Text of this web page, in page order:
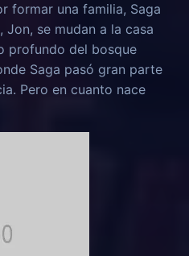
formar una familia, Saga
Jon, se mudan a la casa
profundo del bosque
Saga pasó gran parte
Pero en cuanto nace